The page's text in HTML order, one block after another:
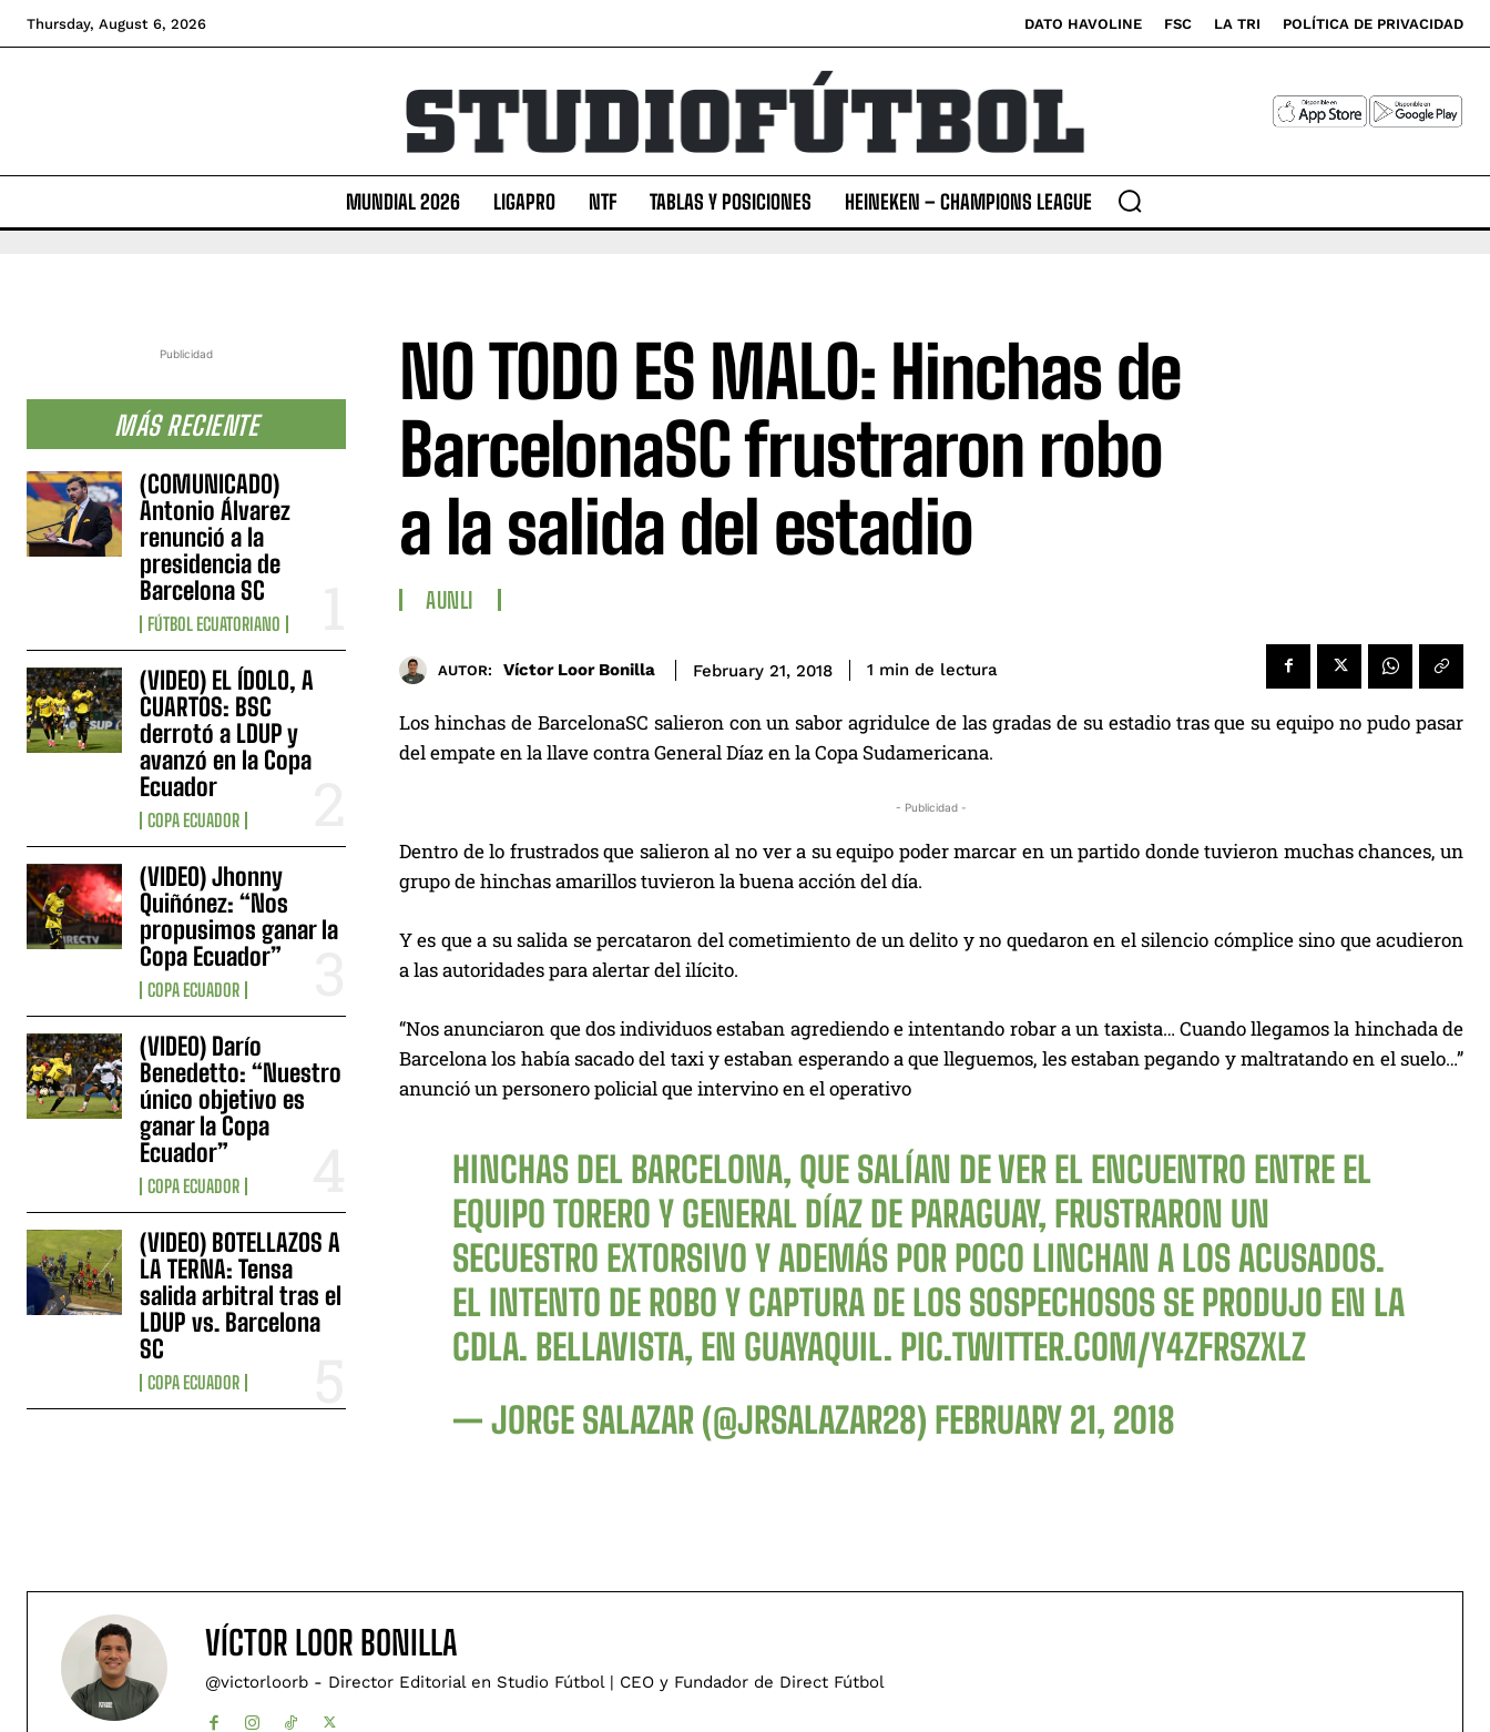
Thursday, August 6, 2026 DATO HAVOLINE FSC LA TRI POLÍTICA DE PRIVACIDAD
MUNDIAL 2026 LIGAPRO NTF TABLAS Y POSICIONES HEINEKEN – CHAMPIONS LEAGUE
Publicidad
MÁS RECIENTE
(COMUNICADO)
Antonio Álvarez
renunció a la
presidencia de
Barcelona SC
FÚTBOL ECUATORIANO
(VIDEO) EL ÍDOLO, A
CUARTOS: BSC
derrotó a LDUP y
avanzó en la Copa
Ecuador
COPA ECUADOR
(VIDEO) Jhonny
Quiñónez: “Nos
propusimos ganar la
Copa Ecuador”
COPA ECUADOR
(VIDEO) Darío
Benedetto: “Nuestro
único objetivo es
ganar la Copa
Ecuador”
COPA ECUADOR
(VIDEO) BOTELLAZOS A
LA TERNA: Tensa
salida arbitral tras el
LDUP vs. Barcelona
SC
COPA ECUADOR
NO TODO ES MALO: Hinchas de
BarcelonaSC frustraron robo
a la salida del estadio
AUNLI
AUTOR: Víctor Loor Bonilla February 21, 2018 1 min de lectura
Los hinchas de BarcelonaSC salieron con un sabor agridulce de las gradas de su estadio tras que su equipo no pudo pasar
del empate en la llave contra General Díaz en la Copa Sudamericana.
- Publicidad -
Dentro de lo frustrados que salieron al no ver a su equipo poder marcar en un partido donde tuvieron muchas chances, un
grupo de hinchas amarillos tuvieron la buena acción del día.
Y es que a su salida se percataron del cometimiento de un delito y no quedaron en el silencio cómplice sino que acudieron
a las autoridades para alertar del ilícito.
“Nos anunciaron que dos individuos estaban agrediendo e intentando robar a un taxista… Cuando llegamos la hinchada de
Barcelona los había sacado del taxi y estaban esperando a que lleguemos, les estaban pegando y maltratando en el suelo…”
anunció un personero policial que intervino en el operativo
HINCHAS DEL BARCELONA, QUE SALÍAN DE VER EL ENCUENTRO ENTRE EL
EQUIPO TORERO Y GENERAL DÍAZ DE PARAGUAY, FRUSTRARON UN
SECUESTRO EXTORSIVO Y ADEMÁS POR POCO LINCHAN A LOS ACUSADOS.
EL INTENTO DE ROBO Y CAPTURA DE LOS SOSPECHOSOS SE PRODUJO EN LA
CDLA. BELLAVISTA, EN GUAYAQUIL. PIC.TWITTER.COM/Y4ZFRSZXLZ
— JORGE SALAZAR (@JRSALAZAR28) FEBRUARY 21, 2018
VÍCTOR LOOR BONILLA
@victorloorb - Director Editorial en Studio Fútbol | CEO y Fundador de Direct Fútbol